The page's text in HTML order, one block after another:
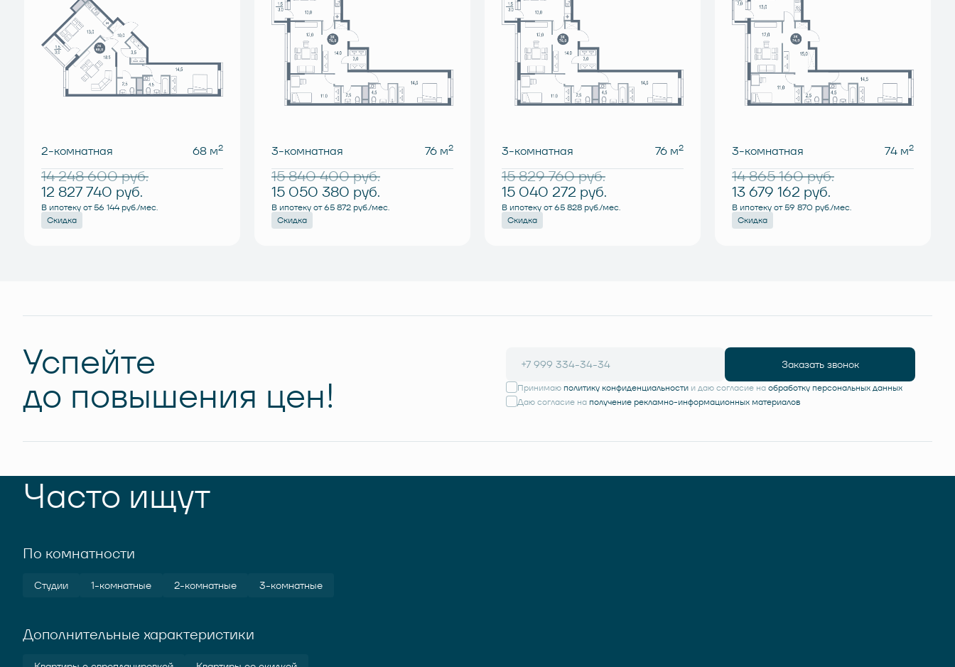
2-комнатная 68 м2
14 248 600руб.
12 827 740 руб.
В ипотеку от 56 144 руб./мес.
Скидка
3-комнатная 76 м2
15 840 400руб.
15 050 380 руб.
В ипотеку от 65 872 руб./мес.
Скидка
3-комнатная 76 м2
15 829 760руб.
15 040 272 руб.
В ипотеку от 65 828 руб./мес.
Скидка
3-комнатная 74 м2
14 865 160руб.
13 679 162 руб.
В ипотеку от 59 870 руб./мес.
Скидка
Успейте
до повышения цен!
Заказать звонок
Принимаю политику конфиденциальностии даю согласие на обработку персональных данных
Даю согласие на получение рекламно-информационных материалов
Часто ищут
По комнатности
Студии 1-комнатные 2-комнатные 3-комнатные
Дополнительные характеристики